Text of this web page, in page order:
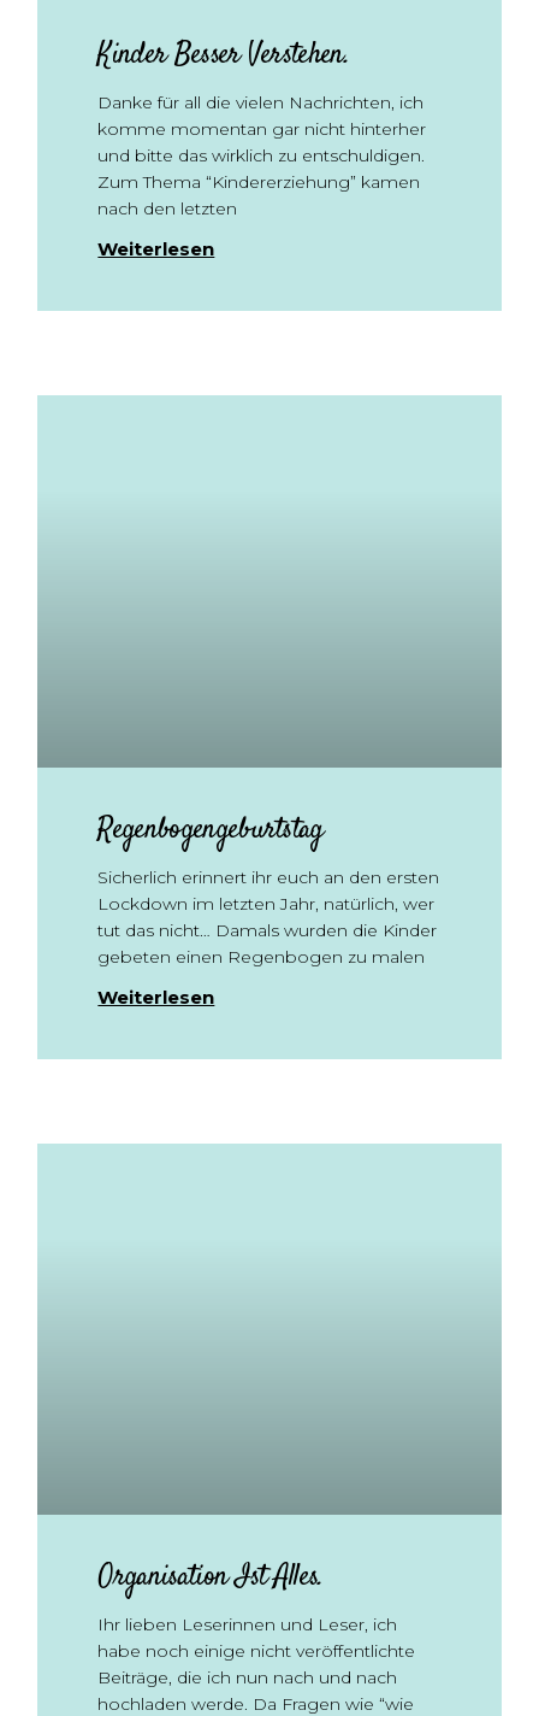
Kinder Besser Verstehen.
Danke für all die vielen Nachrichten, ich
komme momentan gar nicht hinterher
und bitte das wirklich zu entschuldigen.
Zum Thema “Kindererziehung” kamen
nach den letzten
Weiterlesen
Regenbogengeburtstag
Sicherlich erinnert ihr euch an den ersten
Lockdown im letzten Jahr, natürlich, wer
tut das nicht… Damals wurden die Kinder
gebeten einen Regenbogen zu malen
Weiterlesen
Organisation Ist Alles.
Ihr lieben Leserinnen und Leser, ich
habe noch einige nicht veröffentlichte
Beiträge, die ich nun nach und nach
hochladen werde. Da Fragen wie “wie